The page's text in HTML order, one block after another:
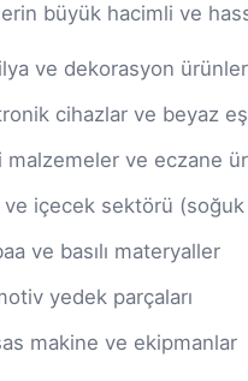
büyük hacimli ve
ve dekorasyon
cihazlar ve beyaz
malzemeler ve eczane
ve içecek sektörü
ve basılı materyaller
yedek parçaları
makine ve ekipmanlar